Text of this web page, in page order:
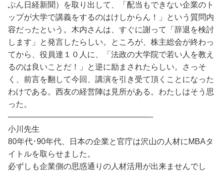
ぶん日経新聞）を取り出して、「配当もできない企業のト
ップが大学で講義をするのはけしからん！」という質問内
容だったという。木内さんは、すぐに謝って「辞退を検討
します」と発言したらしい。ところが、株主総会が終わっ
てから、役員達１０人に、「法政の大学院で若い人を教え
るのは良いことだ！」と逆に励まされたらしい。さっそ
く、前言を翻して今回、講演を引き受て頂くことになった
わけである。西友の経営陣は見所がある。わたしはそう思
った。
——————————————————-
小川先生
80年代･90年代、日本の企業と官庁は沢山の人材にMBAタ
イトルを取らせました。
必ずしも企業側の思惑通りの人材活用が出来ませんでし